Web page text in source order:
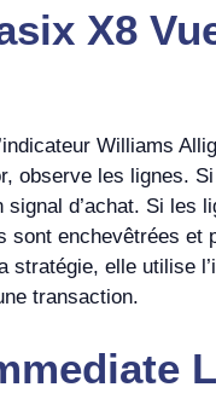
X8
Williams
observe les lignes.
d’achat. Si les
sont enchevêtrées et
stratégie, elle utilise
transaction.